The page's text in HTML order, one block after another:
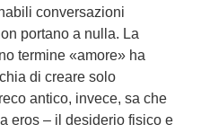
conversazioni
portano a nulla. La
termine «amore» ha
di creare solo
antico, invece, sa che
eros – il desiderio fisico e